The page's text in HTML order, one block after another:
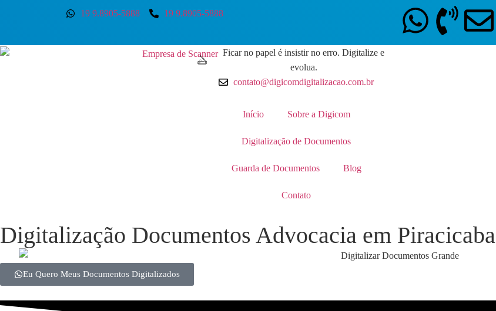
19 9.8905-5888 19 9.8905-5888
Ficar no papel é insistir no erro. Digitalize e
evolua.
contato@digicomdigitalizacao.com.br
Início Sobre a Digicom
Digitalização de Documentos
Guarda de Documentos Blog
Contato
Digitalização Documentos Advocacia em Piracicaba
Eu Quero Meus Documentos Digitalizados